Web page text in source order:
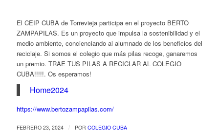
El CEIP CUBA de Torrevieja participa en el proyecto BERTO
ZAMPAPILAS. Es un proyecto que impulsa la sostenibilidad y el
medio ambiente, concienciando al alumnado de los beneficios del
reciclaje. Si somos el colegio que más pilas recoge, ganaremos
un premio. TRAE TUS PILAS A RECICLAR AL COLEGIO
CUBA!!!!!. Os esperamos!
Home2024
https://www.bertozampapilas.com/
FEBRERO 23, 2024 / POR COLEGIO CUBA